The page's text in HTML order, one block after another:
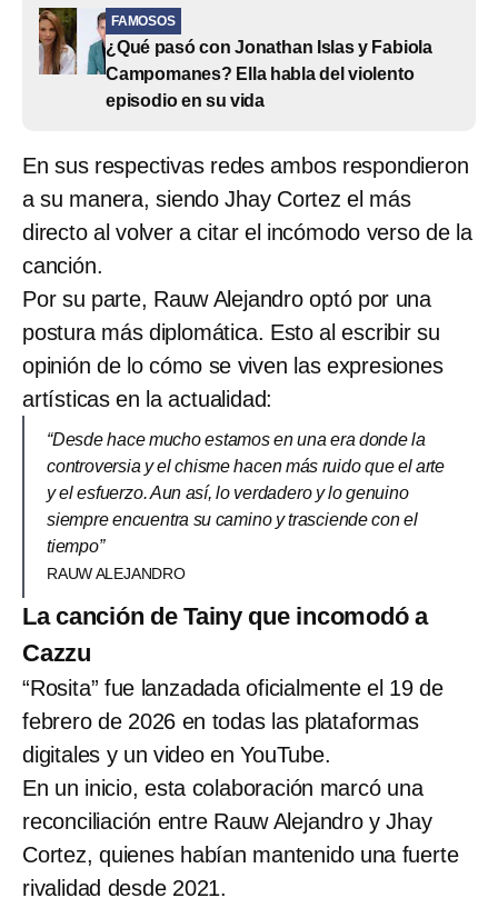
FAMOSOS
¿Qué pasó con Jonathan Islas y Fabiola
Campomanes? Ella habla del violento
episodio en su vida
En sus respectivas redes ambos respondieron
a su manera, siendo Jhay Cortez el más
directo al volver a citar el incómodo verso de la
canción.
Por su parte, Rauw Alejandro optó por una
postura más diplomática. Esto al escribir su
opinión de lo cómo se viven las expresiones
artísticas en la actualidad:
“Desde hace mucho estamos en una era donde la
controversia y el chisme hacen más ruido que el arte
y el esfuerzo. Aun así, lo verdadero y lo genuino
siempre encuentra su camino y trasciende con el
tiempo”
RAUW ALEJANDRO
La canción de Tainy que incomodó a
Cazzu
“Rosita” fue lanzadada oficialmente el 19 de
febrero de 2026 en todas las plataformas
digitales y un video en YouTube.
En un inicio, esta colaboración marcó una
reconciliación entre Rauw Alejandro y Jhay
Cortez, quienes habían mantenido una fuerte
rivalidad desde 2021.